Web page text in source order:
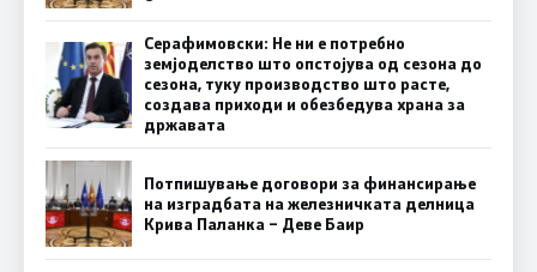
Серафимовски: Не ни е потребно
земјоделство што опстојува од сезона до
сезона, туку производство што расте,
создава приходи и обезбедува храна за
државата
Потпишување договори за финансирање
на изградбата на железничката делница
Крива Паланка – Деве Баир